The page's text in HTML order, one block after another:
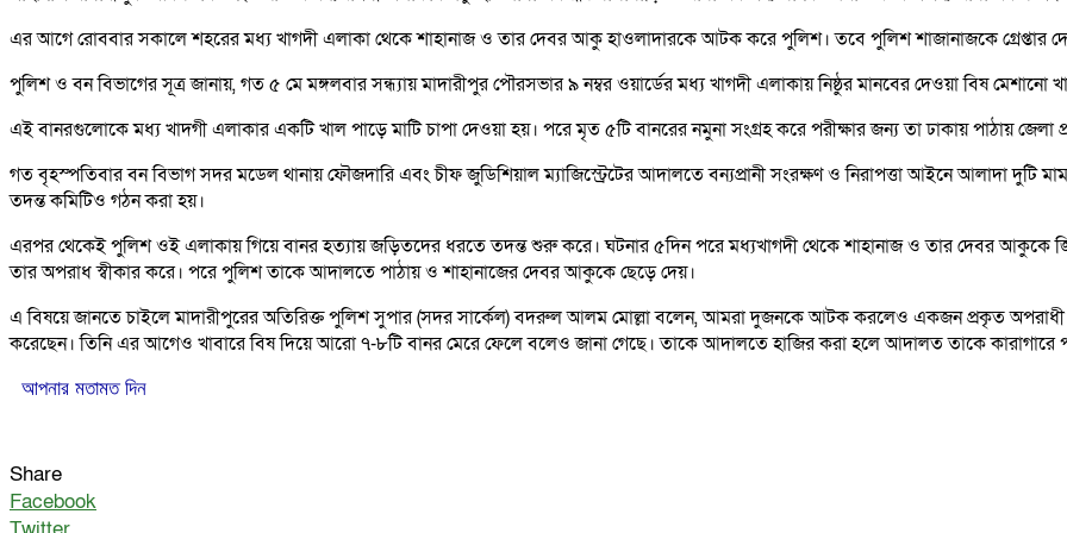
এর আগে রোববার সকালে শহরের মধ্য খাগদী এলাকা থেকে শাহানাজ ও তার দেবর আকু হাওলাদারকে আটক করে পুলিশ। তবে পুলিশ শাজানাজকে গ্রেপ্তার
পুলিশ ও বন বিভাগের সূত্র জানায়, গত ৫ মে মঙ্গলবার সন্ধ্যায় মাদারীপুর পৌরসভার ৯ নম্বর ওয়ার্ডের মধ্য খাগদী এলাকায় নিষ্ঠুর মানবের দেওয়া বিষ মেশানো
এই বানরগুলোকে মধ্য খাদগী এলাকার একটি খাল পাড়ে মাটি চাপা দেওয়া হয়। পরে মৃত ৫টি বানরের নমুনা সংগ্রহ করে পরীক্ষার জন্য তা ঢাকায় পাঠায় জেলা
গত বৃহস্পতিবার বন বিভাগ সদর মডেল থানায় ফৌজদারি এবং চীফ জুডিশিয়াল ম্যাজিস্ট্রেটের আদালতে বন্যপ্রানী সংরক্ষণ ও নিরাপত্তা আইনে আলাদা দুটি
তদন্ত কমিটিও গঠন করা হয়।
এরপর থেকেই পুলিশ ওই এলাকায় গিয়ে বানর হত্যায় জড়িতদের ধরতে তদন্ত শুরু করে। ঘটনার ৫দিন পরে মধ্যখাগদী থেকে শাহানাজ ও তার দেবর আকুকে
তার অপরাধ স্বীকার করে। পরে পুলিশ তাকে আদালতে পাঠায় ও শাহানাজের দেবর আকুকে ছেড়ে দেয়।
এ বিষয়ে জানতে চাইলে মাদারীপুরের অতিরিক্ত পুলিশ সুপার (সদর সার্কেল) বদরুল আলম মোল্লা বলেন, আমরা দুজনকে আটক করলেও একজন প্রকৃত অপরাধী।
করেছেন। তিনি এর আগেও খাবারে বিষ দিয়ে আরো ৭-৮টি বানর মেরে ফেলে বলেও জানা গেছে। তাকে আদালতে হাজির করা হলে আদালত তাকে কারাগারে
আপনার মতামত দিন
Share
Facebook